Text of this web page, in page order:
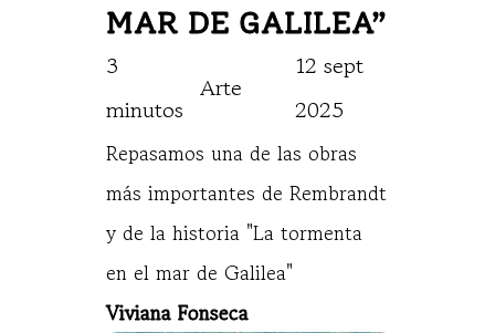
3
minutos
Arte
12 sept
2025
Repasamos una de las obras
más importantes de Rembrandt
y de la historia "La tormenta
en el mar de Galilea"
Viviana Fonseca